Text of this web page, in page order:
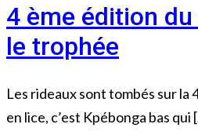
4 ème édition
le trophée
Les rideaux sont tombés sur
en lice, c’est Kpébonga bas qui